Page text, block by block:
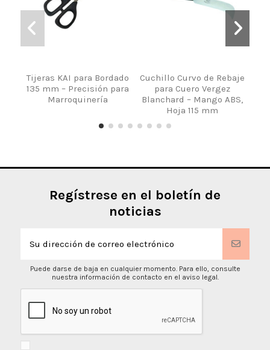
Tijeras KAI para Bordado
135 mm – Precisión para
Marroquinería
Cuchillo Curvo de Rebaje
para Cuero Vergez
Blanchard – Mango ABS,
Hoja 115 mm
Regístrese en el boletín de
noticias
Puede darse de baja en cualquier momento. Para ello, consulte
nuestra información de contacto en el aviso legal.